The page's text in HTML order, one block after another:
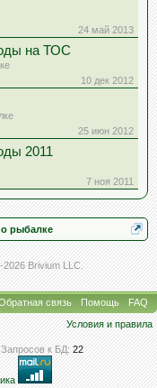
24 май 2013
на ТОС
10 дек 2012
25 июн 2012
2011
7 ноя 2011
рыбалке
Brivium LLC.
связь Помощь
FAQ
Условия и правила
Запросов к БД: 22